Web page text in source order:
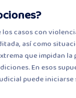
los casos con
así como
que impidan
En esos
puede iniciarse